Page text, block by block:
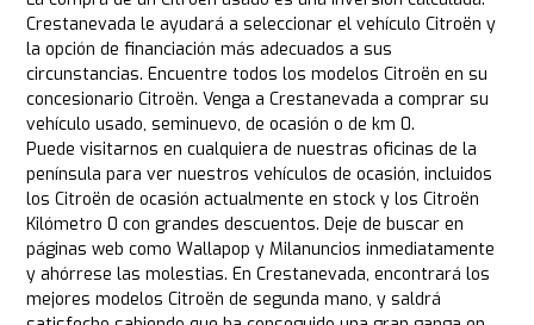
Crestanevada le ayudará a seleccionar el vehículo Citroën y
la opción de financiación más adecuados a sus
circunstancias. Encuentre todos los modelos Citroën en su
concesionario Citroën. Venga a Crestanevada a comprar su
vehículo usado, seminuevo, de ocasión o de km 0.
Puede visitarnos en cualquiera de nuestras oficinas de la
península para ver nuestros vehículos de ocasión, incluidos
los Citroën de ocasión actualmente en stock y los Citroën
Kilómetro 0 con grandes descuentos. Deje de buscar en
páginas web como Wallapop y Milanuncios inmediatamente
y ahórrese las molestias. En Crestanevada, encontrará los
mejores modelos Citroën de segunda mano, y saldrá